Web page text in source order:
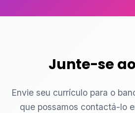
Junte-se
Envie seu currículo para o
que possamos contactá-lo